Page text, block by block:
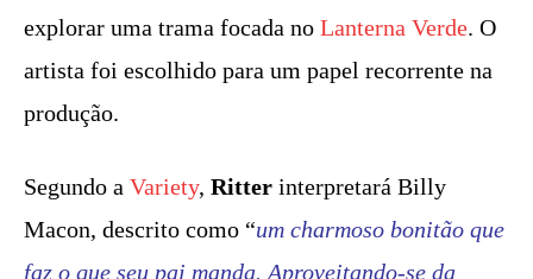
explorar uma trama focada no Lanterna Verde. O
artista foi escolhido para um papel recorrente na
produção.
Segundo a Variety, Ritter interpretará Billy
Macon, descrito como “um charmoso bonitão que
faz o que seu pai manda. Aproveitando-se da